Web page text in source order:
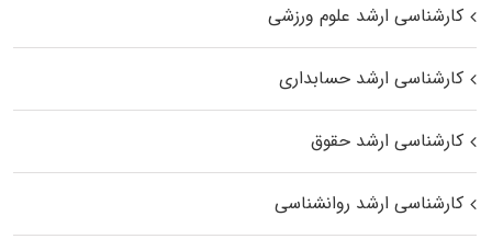
کارشناسی ارشد علوم ورزشی
کارشناسی ارشد حسابداری
کارشناسی ارشد حقوق
کارشناسی ارشد روانشناسی